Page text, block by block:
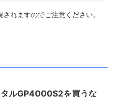
れますのでご注意ください。
タルGP4000S2を買うな